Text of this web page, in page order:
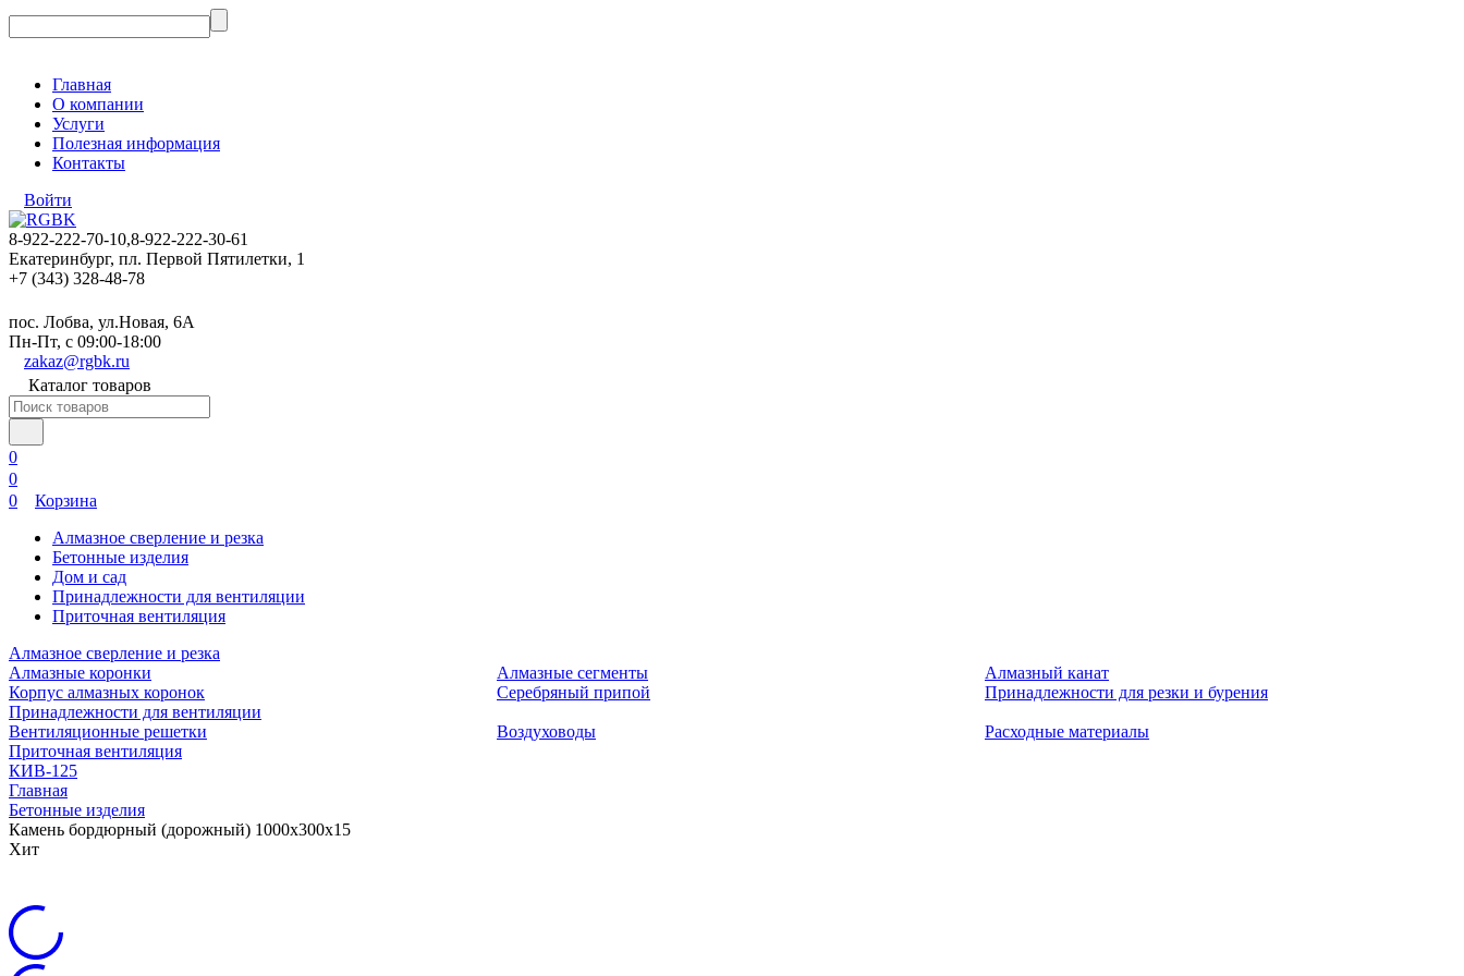
Главная
О компании
Услуги
Полезная информация
Контакты
Войти
8-922-222-70-10,8-922-222-30-61
Екатеринбург, пл. Первой Пятилетки, 1
+7 (343) 328-48-78
пос. Лобва, ул.Новая, 6А
Пн-Пт, с 09:00-18:00
zakaz@rgbk.ru
Каталог товаров
0
0
0
Корзина
Алмазное сверление и резка
Бетонные изделия
Дом и сад
Принадлежности для вентиляции
Приточная вентиляция
Алмазное сверление и резка
Алмазные коронки
Корпус алмазных коронок
Алмазные сегменты
Серебряный припой
Алмазный канат
Принадлежности для резки и бурения
Принадлежности для вентиляции
Вентиляционные решетки
Воздуховоды
Расходные материалы
Приточная вентиляция
КИВ-125
Главная
Бетонные изделия
Камень бордюрный (дорожный) 1000х300х15
Хит